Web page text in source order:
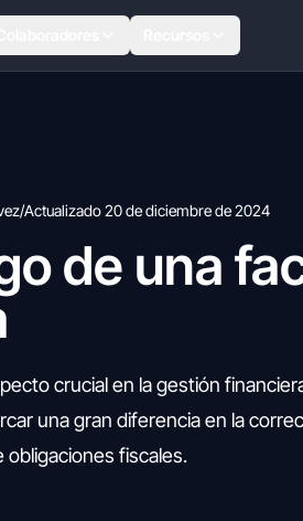
/Actualizado 20 de diciembre de 2024
de una
crucial en la gestión
una gran diferencia en la
fiscales.